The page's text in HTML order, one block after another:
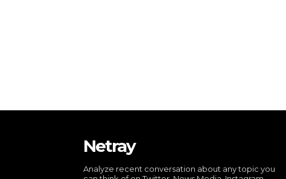
Netray
Analyze recent conversation about any topic you